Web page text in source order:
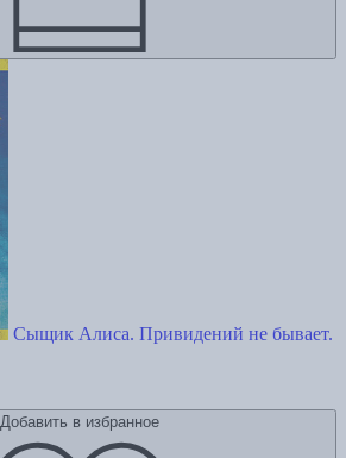
Сыщик Алиса. Привидений не бывает.
Добавить в избранное